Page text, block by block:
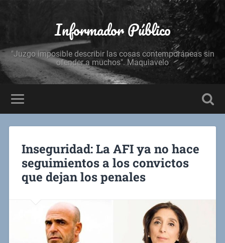
Informador Público
"Juzgo imposible describir las cosas contemporáneas sin
ofender a muchos". Maquiavelo
Inseguridad: La AFI ya no hace
seguimientos a los convictos
que dejan los penales